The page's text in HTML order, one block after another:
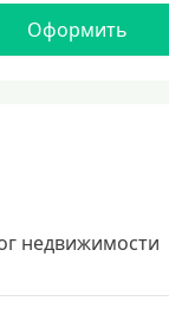
Оформить
недвижимости